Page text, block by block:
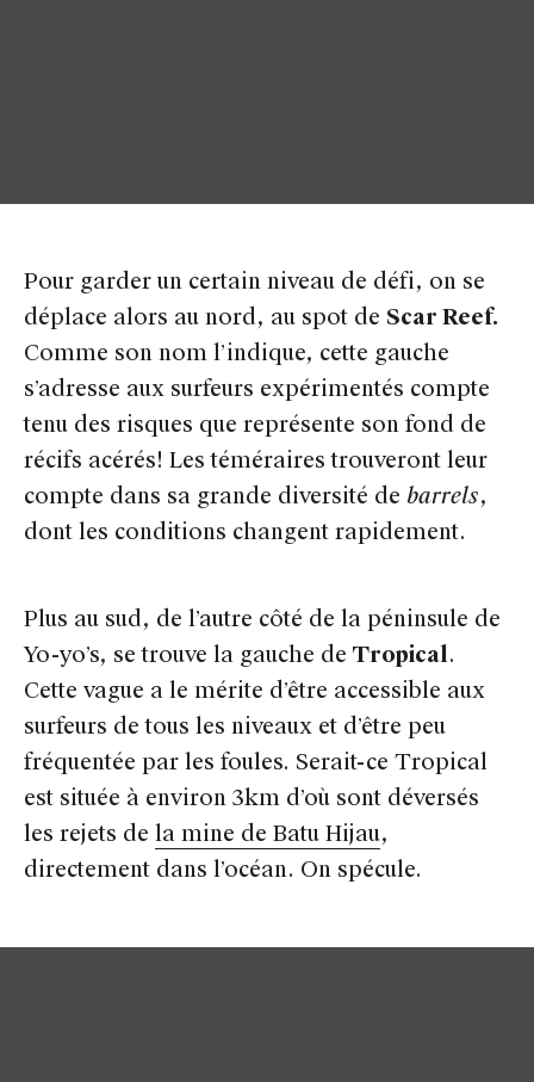
Pour garder un certain niveau de défi, on se
déplace alors au nord, au spot de Scar Reef.
Comme son nom l’indique, cette gauche
s’adresse aux surfeurs expérimentés compte
tenu des risques que représente son fond de
récifs acérés! Les téméraires trouveront leur
compte dans sa grande diversité de barrels,
dont les conditions changent rapidement.
Plus au sud, de l’autre côté de la péninsule de
Yo-yo’s, se trouve la gauche de Tropical.
Cette vague a le mérite d’être accessible aux
surfeurs de tous les niveaux et d’être peu
fréquentée par les foules. Serait-ce Tropical
est située à environ 3km d’où sont déversés
les rejets de la mine de Batu Hijau,
directement dans l’océan. On spécule.